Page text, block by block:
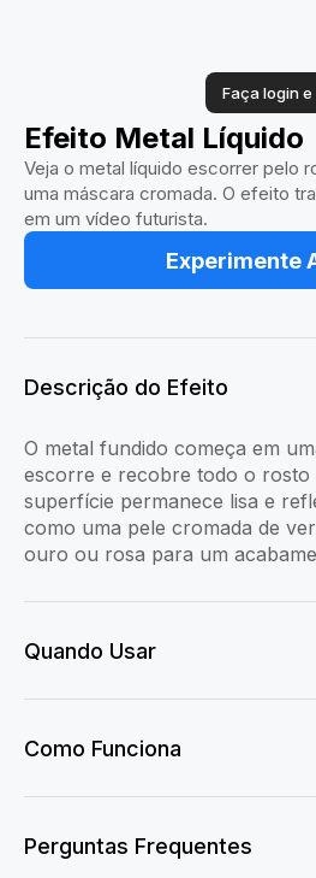
Faça login
Efeito Metal Líquido
Veja o metal líquido escorrer pelo
uma máscara cromada. O efeito
em um vídeo futurista.
Experimente
Descrição do Efeito
O metal fundido começa em
escorre e recobre todo o rosto
superfície permanece lisa e
como uma pele cromada de
ouro ou rosa para um
Quando Usar
Como Funciona
Perguntas Frequentes